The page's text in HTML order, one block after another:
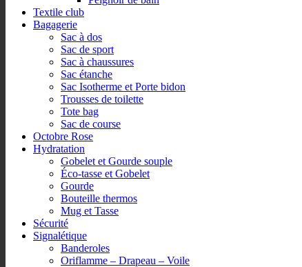
Textile club
Bagagerie
Sac à dos
Sac de sport
Sac à chaussures
Sac étanche
Sac Isotherme et Porte bidon
Trousses de toilette
Tote bag
Sac de course
Octobre Rose
Hydratation
Gobelet et Gourde souple
Éco-tasse et Gobelet
Gourde
Bouteille thermos
Mug et Tasse
Sécurité
Signalétique
Banderoles
Oriflamme – Drapeau – Voile